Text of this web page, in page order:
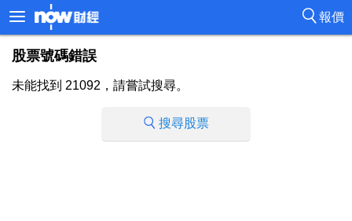
報價
股票號碼錯誤
未能找到 21092，請嘗試搜尋。
搜尋股票